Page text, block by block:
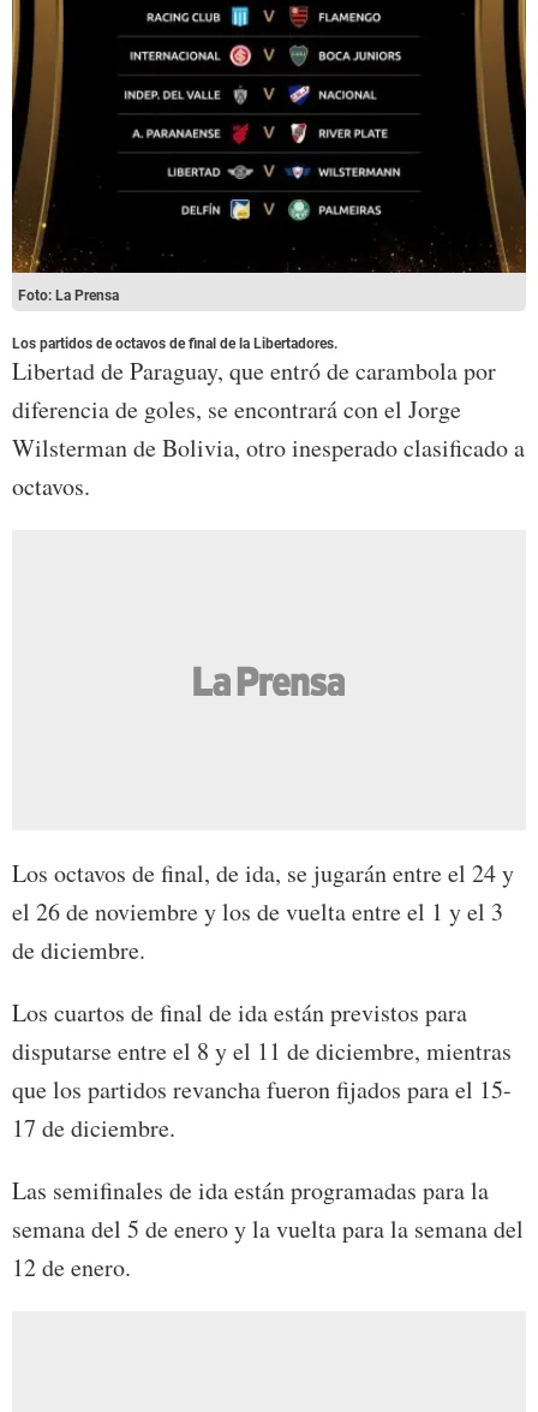
Foto: La Prensa
Los partidos de octavos de final de la Libertadores.
Libertad de Paraguay, que entró de carambola por
diferencia de goles, se encontrará con el Jorge
Wilsterman de Bolivia, otro inesperado clasificado a
octavos.
Los octavos de final, de ida, se jugarán entre el 24 y
el 26 de noviembre y los de vuelta entre el 1 y el 3
de diciembre.
Los cuartos de final de ida están previstos para
disputarse entre el 8 y el 11 de diciembre, mientras
que los partidos revancha fueron fijados para el 15-
17 de diciembre.
Las semifinales de ida están programadas para la
semana del 5 de enero y la vuelta para la semana del
12 de enero.